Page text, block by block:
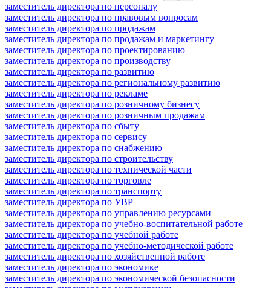
заместитель директора по персоналу
заместитель директора по правовым вопросам
заместитель директора по продажам
заместитель директора по продажам и маркетингу
заместитель директора по проектированию
заместитель директора по производству
заместитель директора по развитию
заместитель директора по региональному развитию
заместитель директора по рекламе
заместитель директора по розничному бизнесу
заместитель директора по розничным продажам
заместитель директора по сбыту
заместитель директора по сервису
заместитель директора по снабжению
заместитель директора по строительству
заместитель директора по технической части
заместитель директора по торговле
заместитель директора по транспорту
заместитель директора по УВР
заместитель директора по управлению ресурсами
заместитель директора по учебно-воспитательной работе
заместитель директора по учебной работе
заместитель директора по учебно-методической работе
заместитель директора по хозяйственной работе
заместитель директора по экономике
заместитель директора по экономической безопасности